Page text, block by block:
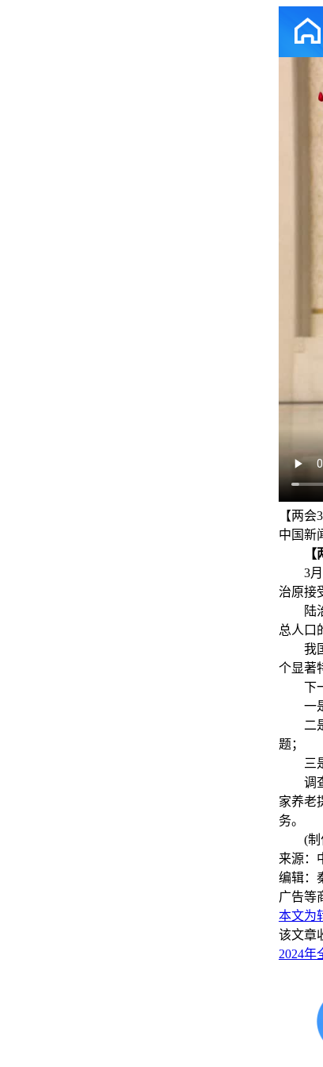
【两
中国新
3月8
治原接
陆治
总人口
我国
个显著
下一
一是
二是
题；
三是
调查
家养老
务。
(制
来源：
编辑：
广告等
本文为
该文章
2024年